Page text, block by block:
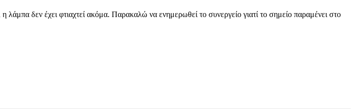
δεν έχει φτιαχτεί ακόμα. Παρακαλώ να ενημερωθεί το συνεργείο γιατί το σημείο παραμένει στο